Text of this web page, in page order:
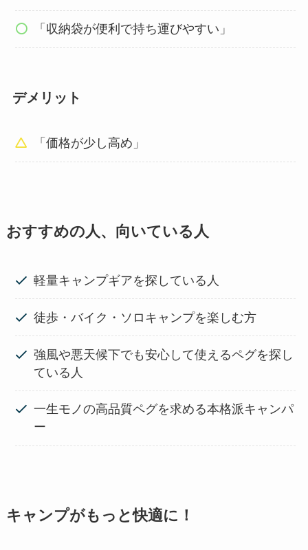
「収納袋が便利で持ち運びやすい」
デメリット
「価格が少し高め」
おすすめの人、向いている人
軽量キャンプギアを探している人
徒歩・バイク・ソロキャンプを楽しむ方
強風や悪天候下でも安心して使えるペグを探し
ている人
一生モノの高品質ペグを求める本格派キャンパ
ー
キャンプがもっと快適に！